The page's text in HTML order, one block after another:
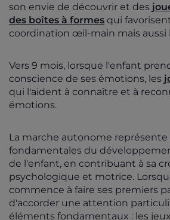
son envie de découvrir et des
des boîtes à formes qui
coordination œil-main mais aussi
Vers 9 mois, lorsque l'enfant
conscience de ses émotions, les
qui l'aident à connaître et à
émotions.
La marche autonome
fondamentales du
de l'enfant, en contribuant à sa
psychologique et motrice.
commence à faire ses premiers
d'accorder une attention
éléments fondamentaux : les